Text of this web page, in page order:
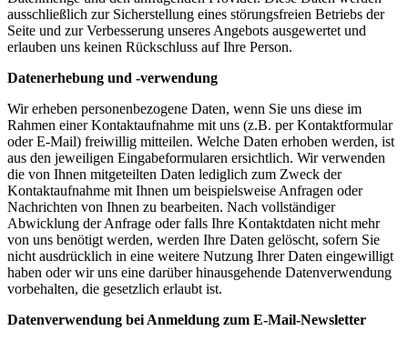
ausschließlich zur Sicherstellung eines störungsfreien Betriebs der
Seite und zur Verbesserung unseres Angebots ausgewertet und
erlauben uns keinen Rückschluss auf Ihre Person.
Datenerhebung und -verwendung
Wir erheben personenbezogene Daten, wenn Sie uns diese im
Rahmen einer Kontaktaufnahme mit uns (z.B. per Kontaktformular
oder E-Mail) freiwillig mitteilen. Welche Daten erhoben werden, ist
aus den jeweiligen Eingabeformularen ersichtlich. Wir verwenden
die von Ihnen mitgeteilten Daten lediglich zum Zweck der
Kontaktaufnahme mit Ihnen um beispielsweise Anfragen oder
Nachrichten von Ihnen zu bearbeiten. Nach vollständiger
Abwicklung der Anfrage oder falls Ihre Kontaktdaten nicht mehr
von uns benötigt werden, werden Ihre Daten gelöscht, sofern Sie
nicht ausdrücklich in eine weitere Nutzung Ihrer Daten eingewilligt
haben oder wir uns eine darüber hinausgehende Datenverwendung
vorbehalten, die gesetzlich erlaubt ist.
Datenverwendung bei Anmeldung zum E-Mail-Newsletter